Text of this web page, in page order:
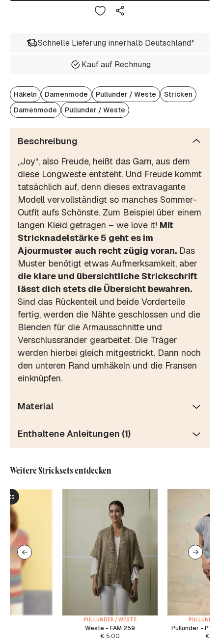
Schnelle Lieferung innerhalb Deutschland*
Kauf auf Rechnung
Häkeln Damenmode Pullunder / Weste
Stricken
Damenmode
Pullunder / Weste
Beschreibung
„Joy“, also Freude, heißt das Garn, aus dem
diese Longweste entsteht. Und Freude kommt
tatsächlich auf, denn dieses extravagante
Modell vervollständigt so manches Sommer-
Outfit aufs Schönste. Zum Beispiel über einem
langen Kleid getragen – we love it! Mit
Stricknadelstärke 5 geht es im
Ajourmuster auch recht zügig voran. Das
Muster benötigt etwas Aufmerksamkeit, aber
die klare und übersichtliche Strickschrift
lässt dich stets die Übersicht bewahren.
Sind das Rückenteil und beide Vorderteile
fertig, werden die Nähte geschlossen und die
Blenden für die Armausschnitte und
Verschlussränder gearbeitet. Die Träger
werden hierbei gleich mitgestrickt. Dann noch
den unteren Rand umhäkeln und die Fransen
einknüpfen.
Material
Enthaltene Anleitungen (1)
Weitere Stricksets entdecken
PULLUNDER / WESTE
Weste - FAM 259
€ 5.00
Pullunder - PTO
€